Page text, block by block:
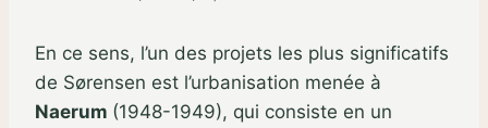
En ce sens, l’un des projets les plus significatifs
de Sørensen est l’urbanisation menée à
Naerum (1948-1949), qui consiste en un